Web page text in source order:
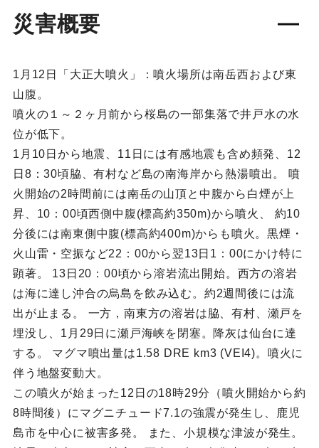
災害概要
1月12日「大正大噴火」：噴火場所は南岳西および東
山腹。
噴火の１～２ヶ月前から桜島の一部集落で井戸水の水
位が低下。
1月10日から地震、11日には有感地震も含め頻発、12
日8：30頃脇、有村など島の南海岸から熱湯噴出。 噴
火開始の2時間前には南岳の山頂と中腹から白煙が上
昇、10：00頃西側中腹(標高約350m)から噴火、 約10
分後には南東側中腹(標高約400m)からも噴火。黒煙・
火山雷・空振など22：00から翌13日1：00にかけ特に
顕著。 13日20：00頃から溶岩流出開始。西方の溶岩
は海に達し沖合の烏島を飲み込む。約2週間後には流
出が止まる。 一方，南東方の溶岩は脇、有村、瀬戸を
埋没し、1月29日に瀬戸海峡を閉塞。降灰は仙台に達
する。 マグマ噴出量は1.58 DRE km3 (VEI4)。噴火に
伴う地盤変動大。
この噴火が始まった12日の18時29分（噴火開始から約
8時間後）にマグニチュード7.1の強震が発生し、鹿児
島市を中心に被害多発。 また、小規模な津波が発生。